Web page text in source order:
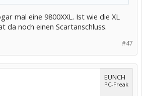
mal eine 9800XXL. Ist wie die XL
da noch einen Scartanschluss.
#47
EUNCH
PC-Freak